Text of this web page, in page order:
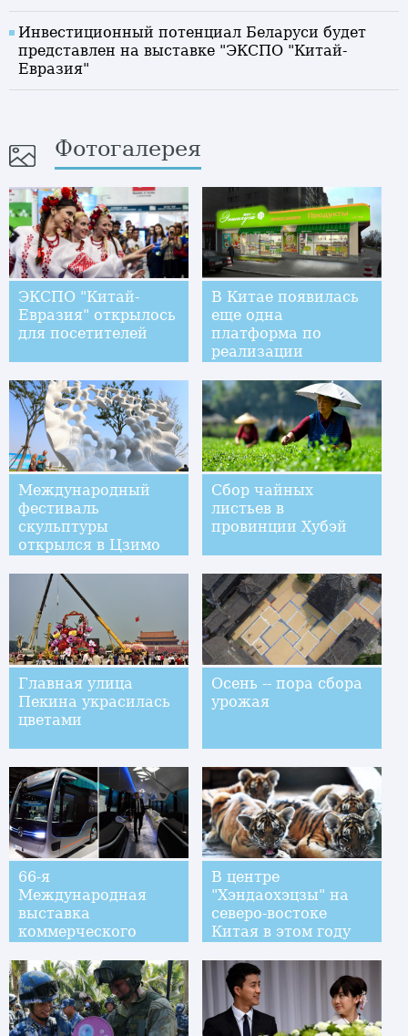
Инвестиционный потенциал Беларуси будет
представлен на выставке "ЭКСПО "Китай-
Евразия"
Фотогалерея
ЭКСПО "Китай-
Евразия" открылось
для посетителей
В Китае появилась
еще одна
платформа по
реализации
Международный
фестиваль
скульптуры
открылся в Цзимо
Сбор чайных
листьев в
провинции Хубэй
Главная улица
Пекина украсилась
цветами
Осень -- пора сбора
урожая
66-я
Международная
выставка
коммерческого
Ганновере
В центре
"Хэндаохэцзы" на
северо-востоке
Китая в этом году
тигрят